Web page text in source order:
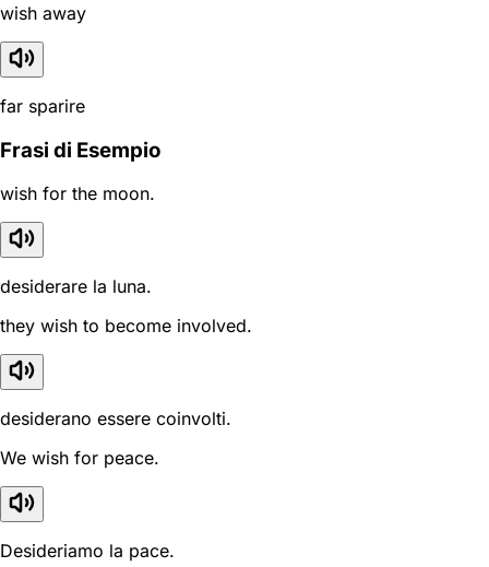
wish away
far sparire
Frasi di Esempio
wish for the moon.
desiderare la luna.
they wish to become involved.
desiderano essere coinvolti.
We wish for peace.
Desideriamo la pace.